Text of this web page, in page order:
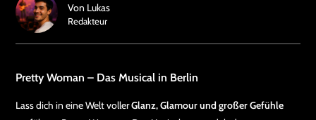
Pretty Woman – Das Musical in Berlin
Lass dich in eine Welt vollerGlanz, Glamour und großer Gefühle
Von Lukas
Redakteur